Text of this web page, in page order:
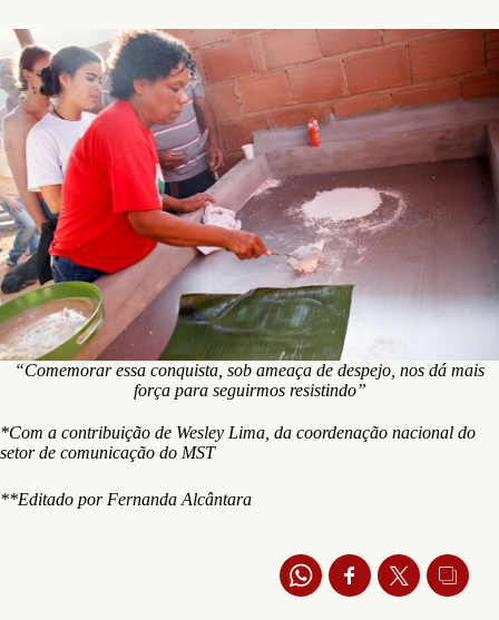
“Comemorar essa conquista, sob ameaça de despejo, nos dá mais
força para seguirmos resistindo”
*Com a contribuição de Wesley Lima, da coordenação nacional do
setor de comunicação do MST
**Editado por Fernanda Alcântara